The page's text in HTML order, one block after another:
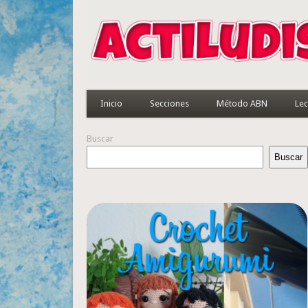
Inicio Secciones Método ABN
Buscar
Buscar